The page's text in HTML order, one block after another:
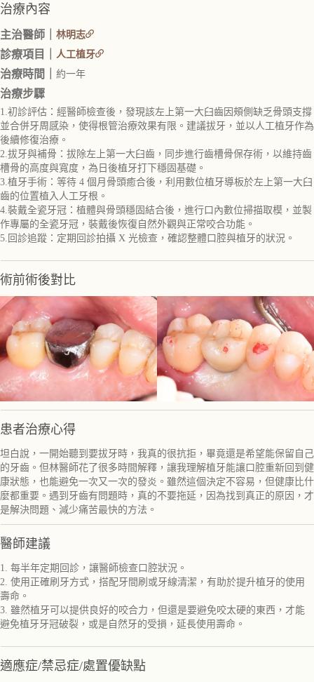
治療內容
主治醫師｜ 林明志
診療項目｜ 人工植牙
治療時間｜ 約一年
治療步驟
1.初診評估：經醫師檢查後，發現該左上第一大臼齒因頰側缺乏骨頭支撐
並合併牙周感染，使得根管治療效果有限。建議拔牙，並以人工植牙作為
後續修復治療。
2.拔牙與補骨：拔除左上第一大臼齒，同步進行齒槽骨保存術，以維持齒
槽骨的高度與寬度，為日後植牙打下穩固基礎。
3.植牙手術：等待 4 個月骨頭癒合後，利用數位植牙導板於左上第一大臼
齒的位置植入人工牙根。
4.裝戴全瓷牙冠：植體與骨頭穩固結合後，進行口內數位掃描取模，並製
作專屬的全瓷牙冠，裝戴後恢復自然外觀與正常咬合功能。
5.回診追蹤：定期回診拍攝 X 光檢查，確認整體口腔與植牙的狀況。
術前術後對比
患者治療心得
坦白說，一開始聽到要拔牙時，我真的很抗拒，畢竟還是希望能保留自己
的牙齒。但林醫師花了很多時間解釋，讓我理解植牙能讓口腔重新回到健
康狀態，也能避免一次又一次的發炎。雖然這個決定不容易，但健康比什
麼都重要。遇到牙齒有問題時，真的不要拖延，因為找到真正的原因，才
是解決問題、減少痛苦最快的方法。
醫師建議
1. 每半年定期回診，讓醫師檢查口腔狀況。
2. 使用正確刷牙方式，搭配牙間刷或牙線清潔，有助於提升植牙的使用
壽命。
3. 雖然植牙可以提供良好的咬合力，但還是要避免咬太硬的東西，才能
避免植牙牙冠破裂，或是自然牙的受損，延長使用壽命。
適應症/禁忌症/處置優缺點